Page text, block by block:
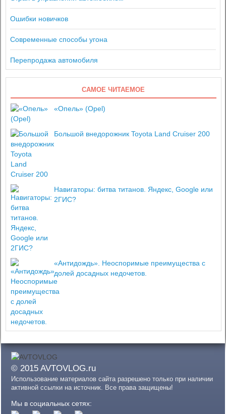
Ошибки новичков
Современные способы угона
Перепродажа автомобиля
САМОЕ ЧИТАЕМОЕ
«Опель» (Opel)
Большой внедорожник Toyota Land Cruiser 200
Навигаторы: битва титанов. Яндекс, Google или
2ГИС?
«Антидождь». Неоспоримые преимущества с
долей досадных недочетов.
© 2015 AVTOVLOG.ru
Использование материалов сайта разрешено только при наличии
активной ссылки на источник. Все права защищены!
Мы в социальных сетях: